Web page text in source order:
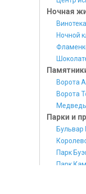
Ночная
Ночной
Ворота
Ворота
Парки и
Парк
Парк